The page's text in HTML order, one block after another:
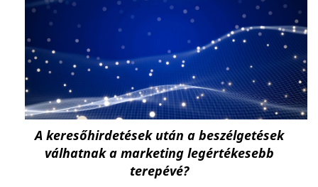
A keresőhirdetések után a beszélgetések
válhatnak a marketing legértékesebb
terepévé?